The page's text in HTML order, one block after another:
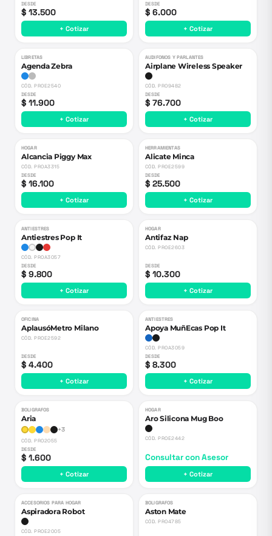
DESDE
$ 13.500
+ Cotizar
DESDE
$ 6.000
+ Cotizar
LIBRETAS
Agenda Zebra
CÓD.PROE2540
DESDE
$ 11.900
+ Cotizar
AUDIFONOS Y PARLANTES
Airplane Wireless Speaker
CÓD.PRO9482
DESDE
$ 76.700
+ Cotizar
HOGAR
Alcancia Piggy Max
CÓD.PROA3315
DESDE
$ 16.100
+ Cotizar
HERRAMIENTAS
Alicate Minca
CÓD.PROE2599
DESDE
$ 25.500
+ Cotizar
ANTIESTRES
Antiestres Pop It
CÓD.PROA3057
DESDE
$ 9.800
+ Cotizar
HOGAR
Antifaz Nap
CÓD.PROE2603
DESDE
$ 10.300
+ Cotizar
OFICINA
AplausóMetro Milano
CÓD.PROE2592
DESDE
$ 4.400
+ Cotizar
ANTIESTRES
Apoya MuñEcas Pop It
CÓD.PROA3059
DESDE
$ 8.300
+ Cotizar
BOLIGRAFOS
Aria
+3
CÓD.PRO2055
DESDE
$ 1.600
+ Cotizar
HOGAR
Aro Silicona Mug Boo
CÓD.PROE2442
Consultar con Asesor
+ Cotizar
ACCESORIOS PARA HOGAR
Aspiradora Robot
CÓD.PROE2005
BOLIGRAFOS
Aston Mate
CÓD.PRO4785